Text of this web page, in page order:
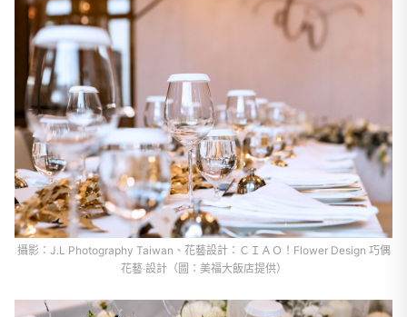
攝影：J.L Photography Taiwan、花藝設計：ＣＩＡＯ！Flower Design 巧偶
花藝‧設計（圖：美福大飯店提供）